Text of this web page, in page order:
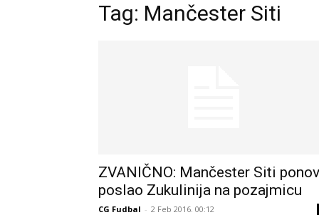
Tag: Mančester Siti
ZVANIČNO: Mančester Siti
poslao Zukulinija na pozajmicu
CG Fudbal - 2 Feb 2016. 00:12